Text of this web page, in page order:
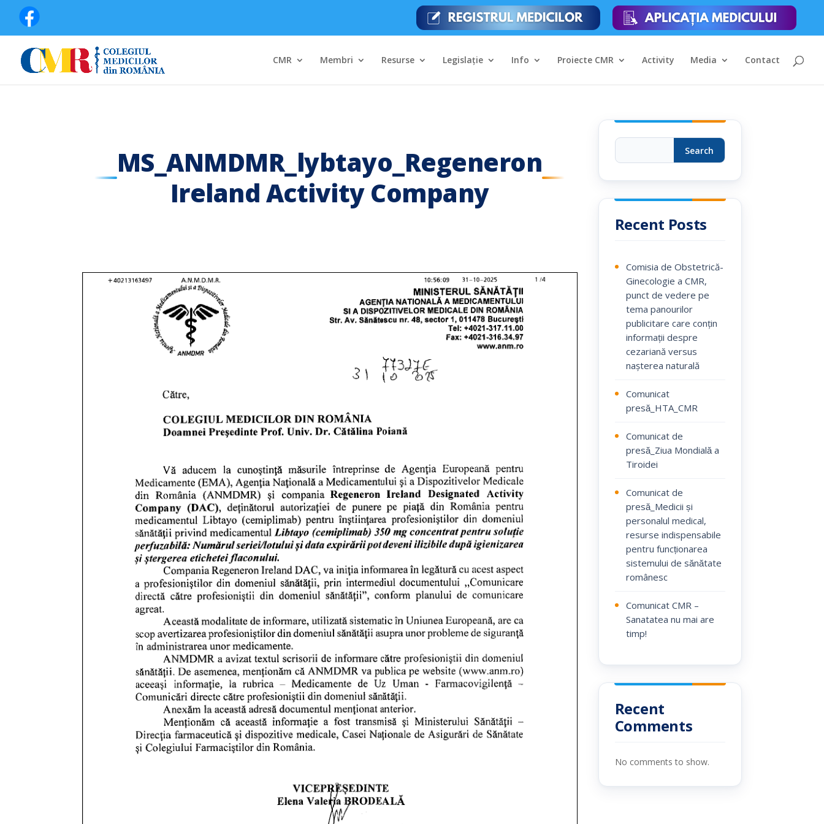
CMR Membri Resurse Legislație Info Proiecte CMR Activity Media Contact
MS_ANMDMR_lybtayo_Regeneron
Ireland Activity Company
Search
Recent Posts
Comisia de Obstetrică-
Ginecologie a CMR,
punct de vedere pe
tema panourilor
publicitare care conțin
informații despre
cezariană versus
nașterea naturală
Comunicat
presă_HTA_CMR
Comunicat de
presă_Ziua Mondială a
Tiroidei
Comunicat de
presă_Medicii și
personalul medical,
resurse indispensabile
pentru funcționarea
sistemului de sănătate
românesc
Comunicat CMR –
Sanatatea nu mai are
timp!
Recent
Comments
No comments to show.